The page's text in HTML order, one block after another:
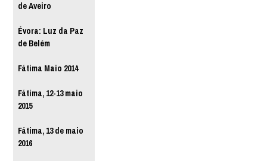
de Aveiro
Évora: Luz da Paz
de Belém
Fátima Maio 2014
Fátima, 12-13 maio
2015
Fátima, 13 de maio
2016